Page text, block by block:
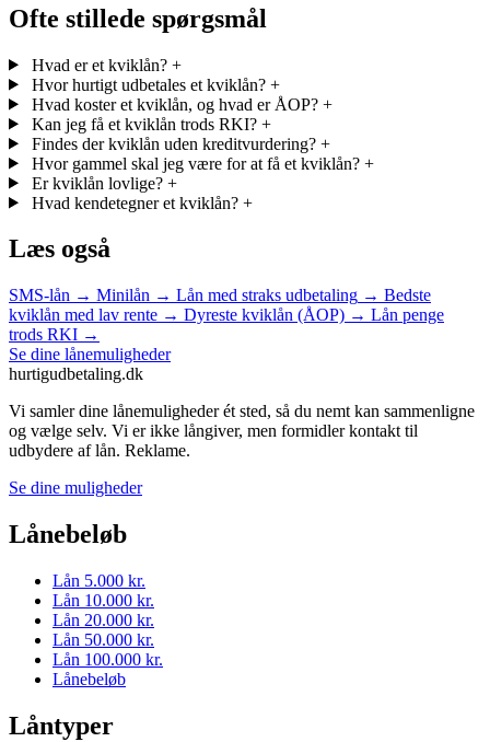
Ofte stillede spørgsmål
Hvad er et kviklån? +
Hvor hurtigt udbetales et kviklån? +
Hvad koster et kviklån, og hvad er ÅOP? +
Kan jeg få et kviklån trods RKI? +
Findes der kviklån uden kreditvurdering? +
Hvor gammel skal jeg være for at få et kviklån? +
Er kviklån lovlige? +
Hvad kendetegner et kviklån? +
Læs også
SMS-lån → Minilån → Lån med straks udbetaling → Bedste
kviklån med lav rente → Dyreste kviklån (ÅOP) → Lån penge
trods RKI →
Se dine lånemuligheder
hurtigudbetaling.dk
Vi samler dine lånemuligheder ét sted, så du nemt kan sammenligne
og vælge selv. Vi er ikke långiver, men formidler kontakt til
udbydere af lån. Reklame.
Se dine muligheder
Lånebeløb
Lån 5.000 kr.
Lån 10.000 kr.
Lån 20.000 kr.
Lån 50.000 kr.
Lån 100.000 kr.
Lånebeløb
Låntyper